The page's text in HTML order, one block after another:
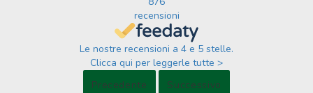
recensioni
Le nostre recensioni a 4 e 5 stelle.
Clicca qui per leggerle tutte >
Precedente
Successivo